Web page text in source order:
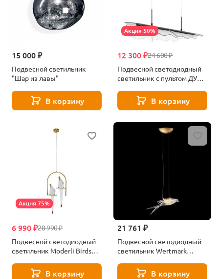
15 000 ₽
Подвесной светильник
"Шар из лавы"
В корзину
Акция 50%
24 600 ₽
12 300 ₽
Подвесной светодиодный
светильник с пультом ДУ
В корзину
Акция 75%
28 990 ₽
6 990 ₽
Подвесной светодиодный
светильник Moderli Birds
В корзину
21 761 ₽
Подвесной светодиодный
светильник Wertmark
В корзину